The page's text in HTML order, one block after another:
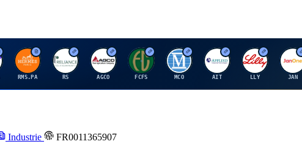
H
RMS.PA
R
RS
A
AGCO
F
FCFS
M
MCO
A
AIT
E
LLY
J
JAN
Industrie FR0011365907